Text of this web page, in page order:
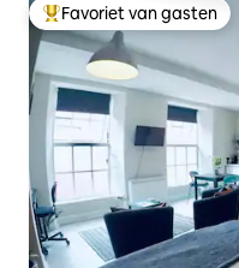
Topfavoriet van gasten
Favoriet van gasten